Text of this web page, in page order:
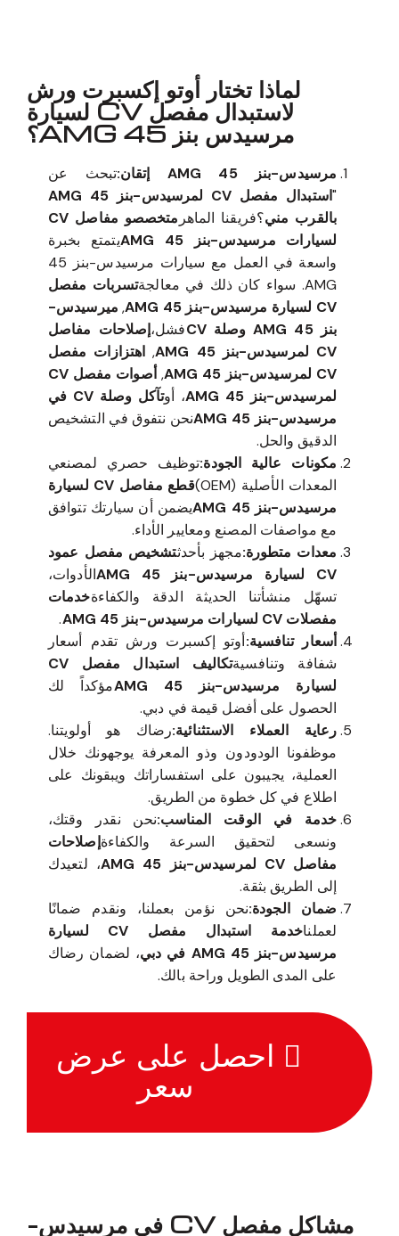
لماذا تختار أوتو إكسبرت ورش
لاستبدال مفصل CV لسيارة
مرسيدس بنز 45 AMG؟
مرسيدس-بنز 45 AMG إتقان:
تبحث عن
"
استبدال مفصل CV لمرسيدس-بنز 45 AMG
بالقرب مني؟فريقنا الماهر
متخصصو مفاصل CV
لسيارات مرسيدس-بنز 45 AMG
يتمتع بخبرة
واسعة في العمل مع سيارات مرسيدس-بنز 45
AMG. سواء كان ذلك في معالجة
تسربات مفصل
CV لسيارة مرسيدس-بنز 45 AMG
, ميرسيدس-
بنز 45 AMG وصلة CV
فشل،إصلاحات مفاصل
CV لمرسيدس-بنز 45 AMG
, اهتزازات مفصل
CV لمرسيدس-بنز 45 AMG
,
أصوات مفصل CV
لمرسيدس-بنز 45 AMG
، أو
تآكل وصلة CV في
مرسيدس-بنز 45 AMG
نحن نتفوق في التشخيص
الدقيق والحل.
مكونات عالية الجودة:توظيف حصري لمصنعي
المعدات الأصلية (OEM)
قطع مفاصل CV لسيارة
مرسيدس-بنز 45 AMG
يضمن أن سيارتك تتوافق
مع مواصفات المصنع ومعايير الأداء.
معدات متطورة:مجهز بأحدثتشخيص مفصل عمود
CV لسيارة مرسيدس-بنز 45 AMG
الأدوات،
تسهّل منشأتنا الحديثة الدقة والكفاءةخدمات
مفصلات CV لسيارات مرسيدس-بنز 45 AMG
.
أسعار تنافسية:أوتو إكسبرت ورش تقدم أسعار
شفافة وتنافسية
تكاليف استبدال مفصل CV
لسيارة مرسيدس-بنز 45 AMG
مؤكداً لك
الحصول على أفضل قيمة في دبي.
رعاية العملاء الاستثنائية:رضاك هو أولويتنا.
موظفونا الودودون وذو المعرفة يوجهونك خلال
العملية، يجيبون على استفساراتك ويبقونك على
اطلاع في كل خطوة من الطريق.
خدمة في الوقت المناسب:نحن نقدر وقتك،
ونسعى لتحقيق السرعة والكفاءةإصلاحات
مفاصل CV لمرسيدس-بنز 45 AMG
، لتعيدك
إلى الطريق بثقة.
ضمان الجودة:نحن نؤمن بعملنا، ونقدم ضمانًا
لعملنا
خدمة استبدال مفصل CV لسيارة
مرسيدس-بنز 45 AMG في دبي
، لضمان رضاك
على المدى الطويل وراحة بالك.
احصل على عرض
سعر
مشاكل مفصل CV في مرسيدس-